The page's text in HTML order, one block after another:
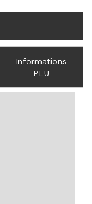
Informations
PLU